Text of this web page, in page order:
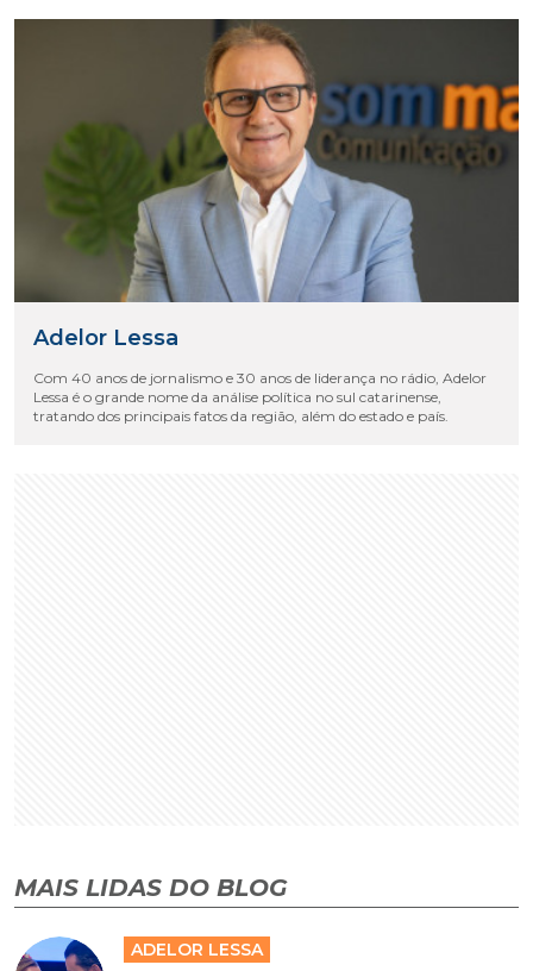
Adelor Lessa
Com 40 anos de jornalismo e 30 anos de liderança no rádio, Adelor
Lessa é o grande nome da análise política no sul catarinense,
tratando dos principais fatos da região, além do estado e país.
MAIS LIDAS DO BLOG
ADELOR LESSA